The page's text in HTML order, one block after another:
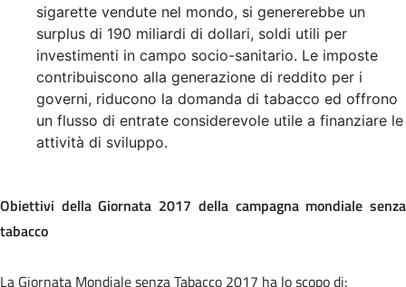
sigarette vendute nel mondo, si genererebbe un
surplus di 190 miliardi di dollari, soldi utili per
investimenti in campo socio-sanitario. Le imposte
contribuiscono alla generazione di reddito per i
governi, riducono la domanda di tabacco ed offrono
un flusso di entrate considerevole utile a finanziare le
attività di sviluppo.
Obiettivi della Giornata 2017 della campagna mondiale senza
tabacco
La Giornata Mondiale senza Tabacco 2017 ha lo scopo di: